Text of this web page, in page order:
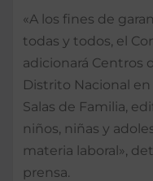
«A los fines de
todas y todos, el
adicionará Centros
Distrito Nacional
Salas de Familia,
niños, niñas y
materia laboral»,
prensa.